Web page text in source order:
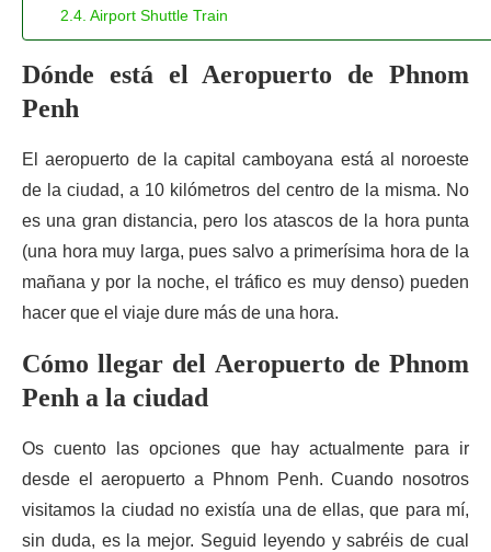
Airport Shuttle Train
Dónde está el Aeropuerto de Phnom
Penh
El aeropuerto de la capital camboyana está al noroeste
de la ciudad, a 10 kilómetros del centro de la misma. No
es una gran distancia, pero los atascos de la hora punta
(una hora muy larga, pues salvo a primerísima hora de la
mañana y por la noche, el tráfico es muy denso) pueden
hacer que el viaje dure más de una hora.
Cómo llegar del Aeropuerto de Phnom
Penh a la ciudad
Os cuento las opciones que hay actualmente para ir
desde el aeropuerto a Phnom Penh. Cuando nosotros
visitamos la ciudad no existía una de ellas, que para mí,
sin duda, es la mejor. Seguid leyendo y sabréis de cual